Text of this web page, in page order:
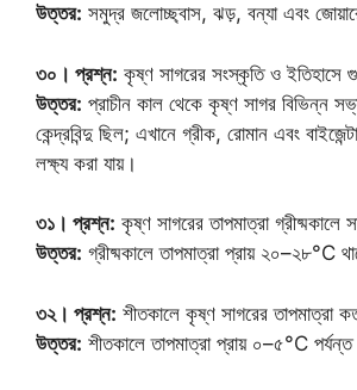
উত্তর: সমুদ্র জলোচ্ছ্বাস, ঝড়, বন্যা এবং
৩০। প্রশ্ন: কৃষ্ণ সাগরের সংস্কৃতি ও ইতিহাসে
উত্তর: প্রাচীন কাল থেকে কৃষ্ণ সাগর বিভিন্ন
কেন্দ্রবিন্দু ছিল; এখানে গ্রীক, রোমান এবং
লক্ষ্য করা যায়।
৩১। প্রশ্ন: কৃষ্ণ সাগরের তাপমাত্রা গ্রীষ্মকালে
উত্তর: গ্রীষ্মকালে তাপমাত্রা প্রায় ২০–২৮°C
৩২। প্রশ্ন: শীতকালে কৃষ্ণ সাগরের তাপমাত্রা
উত্তর: শীতকালে তাপমাত্রা প্রায় ০–৫°C